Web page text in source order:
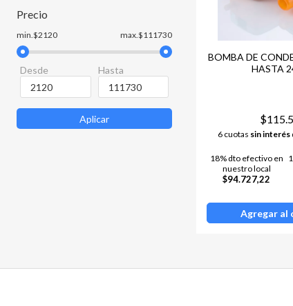
Precio
min.$2120 max.$111730
Desde Hasta
Aplicar
BOMBA DE
HASTA
6 cuotas sin interés
18% dto efectivo en
nuestro local
$94.727,22
Agregar al